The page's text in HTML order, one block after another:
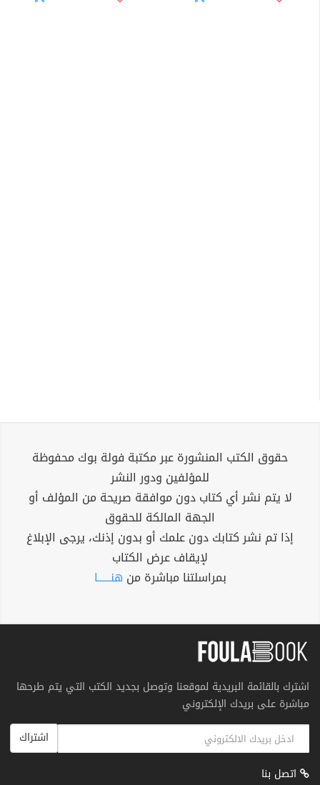
حقوق الكتب المنشورة عبر مكتبة فولة بوك محفوظة
للمؤلفين ودور النشر
لا يتم نشر أي كتاب دون موافقة صريحة من المؤلف أو
الجهة المالكة للحقوق
إذا تم نشر كتابك دون علمك أو بدون إذنك، يرجى الإبلاغ
لإيقاف عرض الكتاب
بمراسلتنا مباشرة من هنــــــا
اشترك بالقائمة البريدية لموقعنا وتوصل بجديد الكتب التي يتم طرحها
مباشرة على بريدك الإلكتروني
اشتراك
اتصل بنا